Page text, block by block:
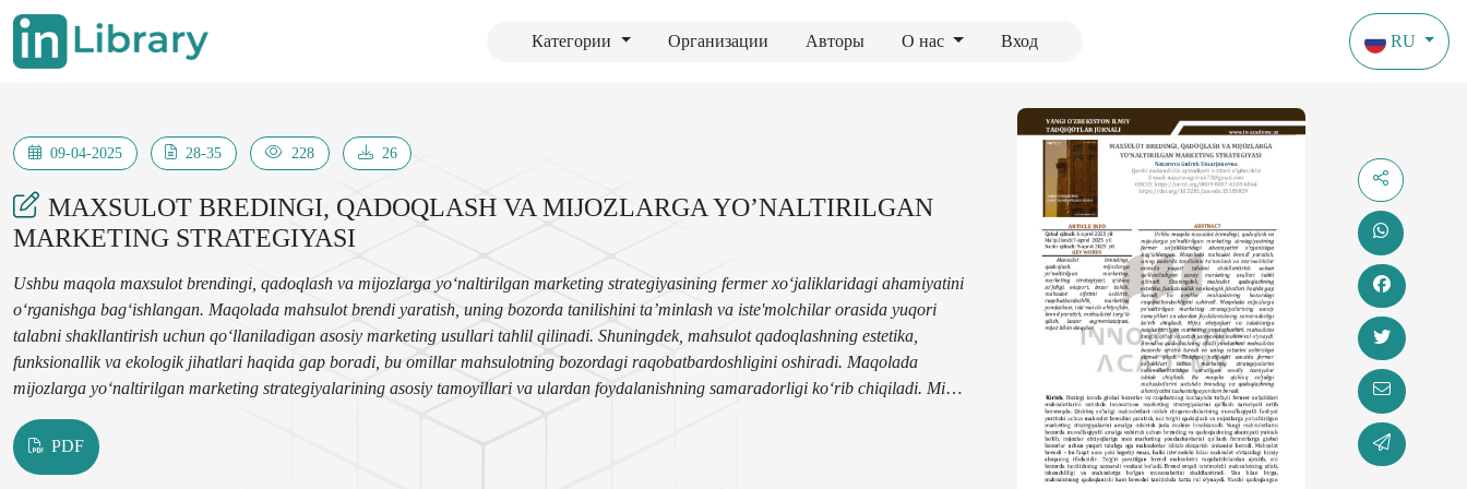
Категории Организации Авторы О нас Вход RU
09-04-2025 28-35 228 26
MAXSULOT BREDINGI, QADOQLASH VA MIJOZLARGA YO’NALTIRILGAN
MARKETING STRATEGIYASI
Ushbu maqola maxsulot brendingi, qadoqlash va mijozlarga yo‘naltirilgan marketing strategiyasining fermer xo‘jaliklaridagi ahamiyatini
o‘rganishga bag‘ishlangan. Maqolada mahsulot brendi yaratish, uning bozorda tanilishini ta’minlash va iste'molchilar orasida yuqori
talabni shakllantirish uchun qo‘llaniladigan asosiy marketing usullari tahlil qilinadi. Shuningdek, mahsulot qadoqlashning estetika,
funksionallik va ekologik jihatlari haqida gap boradi, bu omillar mahsulotning bozordagi raqobatbardoshligini oshiradi. Maqolada
mijozlarga yo‘naltirilgan marketing strategiyalarining asosiy tamoyillari va ulardan foydalanishning samaradorligi ko‘rib chiqiladi. Mijoz
Brend va qadoqlashning sifatli yondashuvi mahsulotni bozorda ajratib turadi va uning sotuvini oshirishga xizmat qiladi. Tadqiqot
natijalari asosida fermer xo‘jaliklari uchun marketing strategiyalarini takomillashtirishga qaratilgan amaliy tavsiyalar ishlab chiqiladi.
PDF